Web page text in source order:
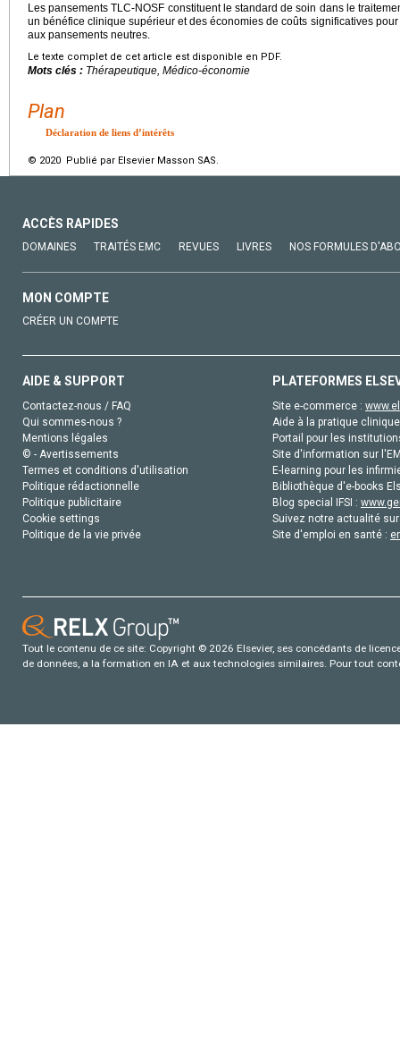
Les pansements TLC-NOSF constituent le standard de soin dans le
un bénéfice clinique supérieur et des économies de coûts significatives
aux pansements neutres.
Le texte complet de cet article est disponible en PDF.
Mots clés : Thérapeutique, Médico-économie
Plan
Déclaration de liens d’intérêts
© 2020 Publié par Elsevier Masson SAS.
ACCÈS RAPIDES
DOMAINES TRAITÉS EMC REVUES LIVRES NOS FORMULES
MON COMPTE
CRÉER UN COMPTE
AIDE & SUPPORT
Contactez-nous / FAQ
Qui sommes-nous ?
Mentions légales
© - Avertissements
Termes et conditions d'utilisation
Politique rédactionnelle
Politique publicitaire
Cookie settings
Politique de la vie privée
PLATEFORMES
Site e-commerce :
Aide à la pratique
Portail pour les
Site d'information sur
E-learning pour les
Bibliothèque d'e-books
Blog special IFSI :
Suivez notre actualité
Site d'emploi en santé :
Tout le contenu de ce site: Copyright © 2026 Elsevier, ses concédants de
de données, a la formation en IA et aux technologies similaires. Pour tout